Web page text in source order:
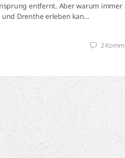
entfernt. Aber warum immer
Drenthe erleben kan…
2